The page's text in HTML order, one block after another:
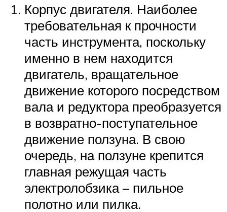
Корпус двигателя. Наиболее
требовательная к прочности
часть инструмента, поскольку
именно в нем находится
двигатель, вращательное
движение которого посредством
вала и редуктора преобразуется
в возвратно-поступательное
движение ползуна. В свою
очередь, на ползуне крепится
главная режущая часть
электролобзика – пильное
полотно или пилка.